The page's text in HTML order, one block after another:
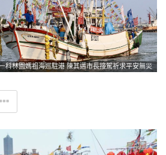
科林園媽祖海巡駐港 陳其邁市長接駕祈求平安無災